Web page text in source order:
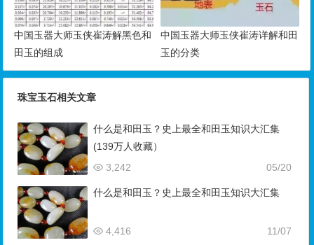
中国玉器大师玉侠崔涛解黑色和
田玉的组成
中国玉器大师玉侠崔涛详解和田
玉的分类
珠宝玉石相关文章
什么是和田玉？史上最全和田玉知识大汇集
(139万人收藏）
05/20
3,242
什么是和田玉？史上最全和田玉知识大汇集
11/07
4,416